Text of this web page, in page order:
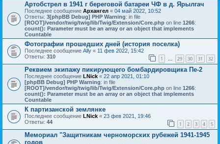
Артобстрел в 1941 г береговой батареи ЧФ в д. Ярылгач
Последнее сообщение Архангел « 04 май 2022, 10:52
Ответы: 3[phpBB Debug] PHP Warning: in file
[ROOT]/vendor/twig/twig/lib/Twig/Extension/Core.php on line 1266:
count(): Parameter must be an array or an object that implements
Countable
Фотографии прошедших дней (история поселка)
Последнее сообщение Ally « 11 фев 2022, 15:42
Ответы: 310 1 … 29 30 31 32
Реквием экипажу пикирующего бомбардировщика Пе-2
Последнее сообщение LNick « 22 апр 2021, 01:10
[phpBB Debug] PHP Warning: in file
[ROOT]/vendor/twig/twig/lib/Twig/Extension/Core.php on line 1266:
count(): Parameter must be an array or an object that implements
Countable
К партизанской землянке
Последнее сообщение LNick « 23 фев 2021, 19:46
Ответы: 44 1 2 3 4 5
Мемориал "Защитникам черноморских рубежей 1941-1945
годов